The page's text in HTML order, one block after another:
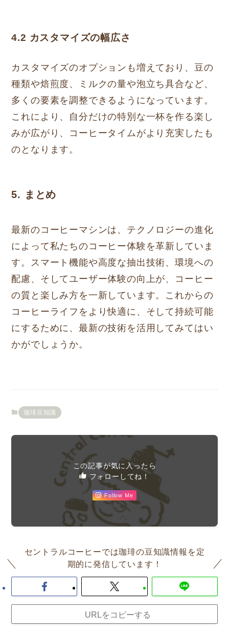
4.2 カスタマイズの幅広さ
カスタマイズのオプションも増えており、豆の
種類や焙煎度、ミルクの量や泡立ち具合など、
多くの要素を調整できるようになっています。
これにより、自分だけの特別な一杯を作る楽し
みが広がり、コーヒータイムがより充実したも
のとなります。
5. まとめ
最新のコーヒーマシンは、テクノロジーの進化
によって私たちのコーヒー体験を革新していま
す。スマート機能や高度な抽出技術、環境への
配慮、そしてユーザー体験の向上が、コーヒー
の質と楽しみ方を一新しています。これからの
コーヒーライフをより快適に、そして持続可能
にするために、最新の技術を活用してみてはい
かがでしょうか。
珈琲豆知識
この記事が気に入ったら
フォローしてね！
Follow Me
セントラルコーヒーでは珈琲の豆知識情報を定
期的に発信しています！
URLをコピーする